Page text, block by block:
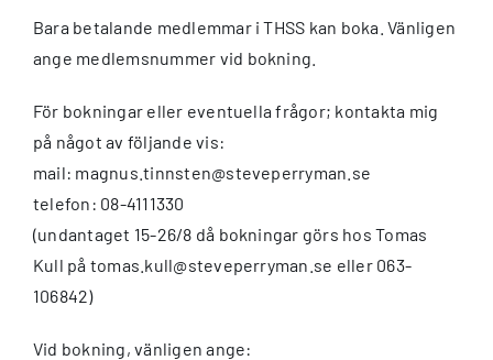
Bara betalande medlemmar i THSS kan boka. Vänligen
ange medlemsnummer vid bokning.
För bokningar eller eventuella frågor; kontakta mig
på något av följande vis:
mail: magnus.tinnsten@steveperryman.se
telefon: 08-4111330
(undantaget 15-26/8 då bokningar görs hos Tomas
Kull på tomas.kull@steveperryman.se eller 063-
106842)
Vid bokning, vänligen ange: